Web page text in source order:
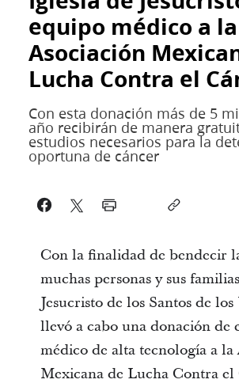
equipo médico a la
Asociación
Lucha Contra el
Con esta donación más de 5
año recibirán de manera
estudios necesarios para la
oportuna de cáncer
Con la finalidad de bendecir
muchas personas y sus
Jesucristo de los Santos de
llevó a cabo una donación de
médico de alta tecnología a la
Mexicana de Lucha Contra el